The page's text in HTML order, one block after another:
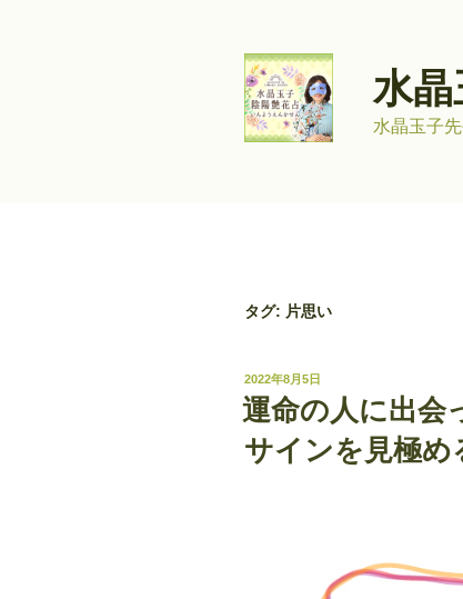
水
水晶玉子
タグ: 片思い
投
稿
日:
2022年8月5日
運命の人に出会
サインを見極め